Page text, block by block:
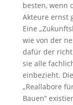
besten, wenn
Akteure ernst
Eine
wie von der
dafür der
sie alle
einbezieht.
„Reallabore
Bauen“